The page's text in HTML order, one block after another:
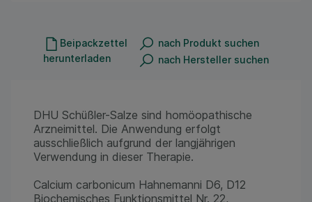
Beipackzettel
herunterladen
nach Produkt suchen
nach Hersteller suchen
DHU Schüßler-Salze sind homöopathische
Arzneimittel. Die Anwendung erfolgt
ausschließlich aufgrund der langjährigen
Verwendung in dieser Therapie.
Calcium carbonicum Hahnemanni D6, D12
Biochemisches Funktionsmittel Nr. 22,